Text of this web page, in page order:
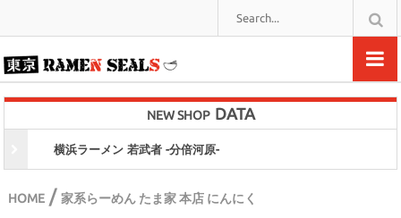
NEW SHOP DATA
横浜ラーメン 若武者 -分倍河原-
HOME/ 家系らーめん たま家 本店 にんにく